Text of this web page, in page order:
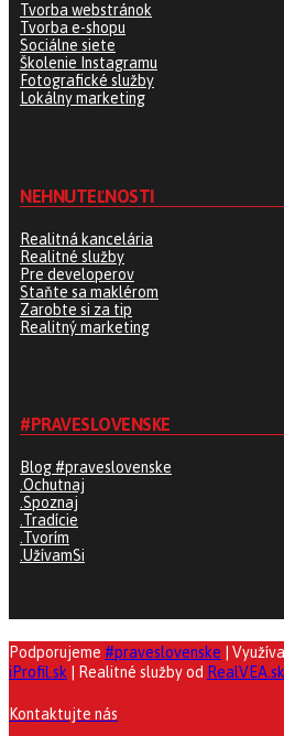
Tvorba webstránok
Tvorba e-shopu
Sociálne siete
Školenie Instagramu
Fotografické služby
Lokálny marketing
NEHNUTEĽNOSTI
Realitná kancelária
Realitné služby
Pre developerov
Staňte sa maklérom
Zarobte si za tip
Realitný marketing
#PRAVESLOVENSKE
Blog #praveslovenske
.Ochutnaj
.Spoznaj
.Tradície
.Tvorím
.UžívamSi
Podporujeme #praveslovenske |
iProfil.sk | Realitné služby od RealVEA.sk
Kontaktujte nás